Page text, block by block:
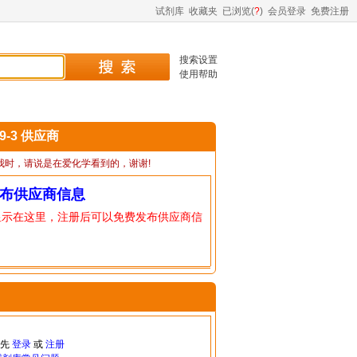
试剂库 收藏夹 已浏览(?) 会员登录 免费注册
搜索设置
使用帮助
3 供应商
时，请说是在爱化学看到的，谢谢!
供应商信息
在这里，注册后可以免费发布供应商信
登录或 注册